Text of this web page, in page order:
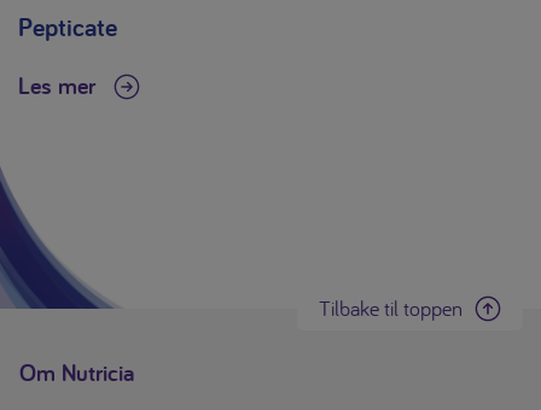
Pepticate
Les mer
Tilbake til toppen
Om Nutricia